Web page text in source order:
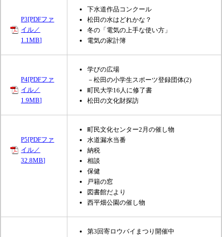
P3[PDFファ
イル／
1.1MB]
下水道作品コンクール
松田の水はどれかな？
冬の「電気の上手な使い方」
電気の家計簿
P4[PDFファ
イル／
1.9MB]
学びの広場
－松田の小学生スポーツ登録団体(2)
町民大学16人に修了書
松田の文化財探訪
P5[PDFファ
イル／
32.8MB]
町民文化センター2月の催し物
水道漏水当番
納税
相談
保健
戸籍の窓
図書館だより
西平畑公園の催し物
第3回寄ロウバイまつり開催中